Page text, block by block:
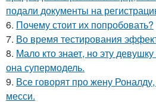
подали документы на
6. Почему стоит их попробовать?
7. Во время тестирования
8. Мало кто знает, но эту
она супермодель.
9. Все говорят про жену
месси.